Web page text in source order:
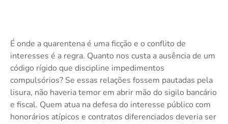
É onde a quarentena é uma ficção e o conflito de
interesses é a regra. Quanto nos custa a ausência de um
código rígido que discipline impedimentos
compulsórios? Se essas relações fossem pautadas pela
lisura, não haveria temor em abrir mão do sigilo bancário
e fiscal. Quem atua na defesa do interesse público com
honorários atípicos e contratos diferenciados deveria ser